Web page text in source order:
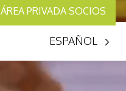
ÁREA PRIVADA SOCIOS
ESPAÑOL